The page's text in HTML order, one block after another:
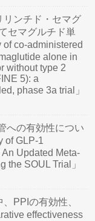
リンチド・セマグ
セマグルチド単
co-administered
alone in
without type 2
5): a
phase 3a trial」
への有効性につい
of GLP-1
Updated Meta-
the SOUL Trial」
PPIの有効性、
effectiveness